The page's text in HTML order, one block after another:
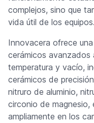
complejos, sino que
vida útil de los equipos.
Innovacera ofrece
cerámicos
temperatura y vacío,
cerámicos de
nitruro de aluminio,
circonio de magnesio,
ampliamente en los